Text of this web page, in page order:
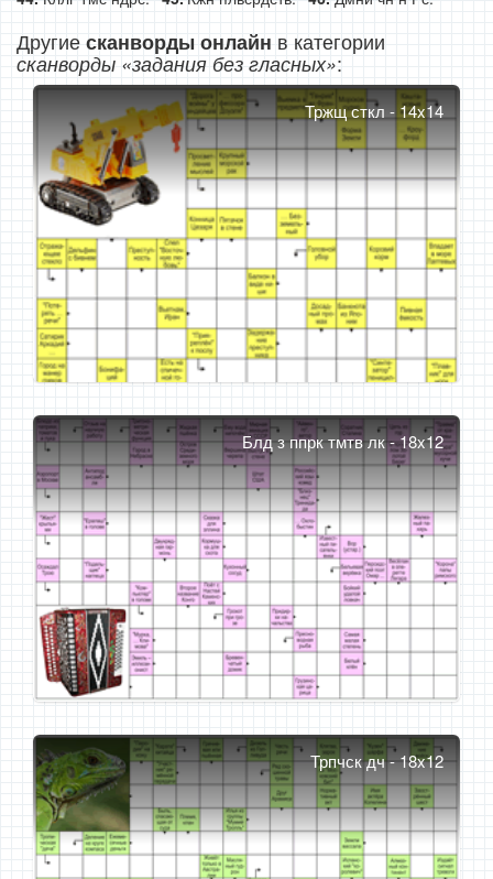
Другиесканворды онлайн в категории
сканворды «задания без гласных»:
Тржщ сткл - 14x14
Блд з ппрк тмтв лк - 18x12
Трпчск дч - 18x12